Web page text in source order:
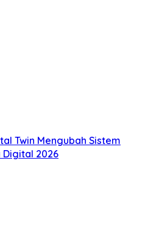
Twin Mengubah Sistem
Digital 2026